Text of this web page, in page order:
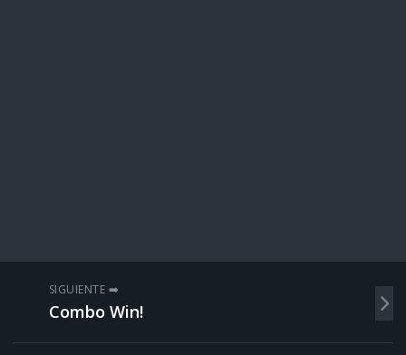
SIGUIENTE ➡️
Combo Win!